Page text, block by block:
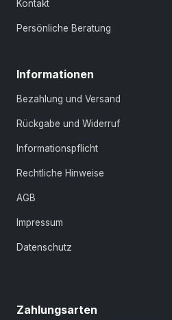
Kontakt
Persönliche Beratung
Informationen
Bezahlung und Versand
Rückgabe und Widerruf
Informationspflicht
Rechtliche Hinweise
AGB
Impressum
Datenschutz
Zahlungsarten